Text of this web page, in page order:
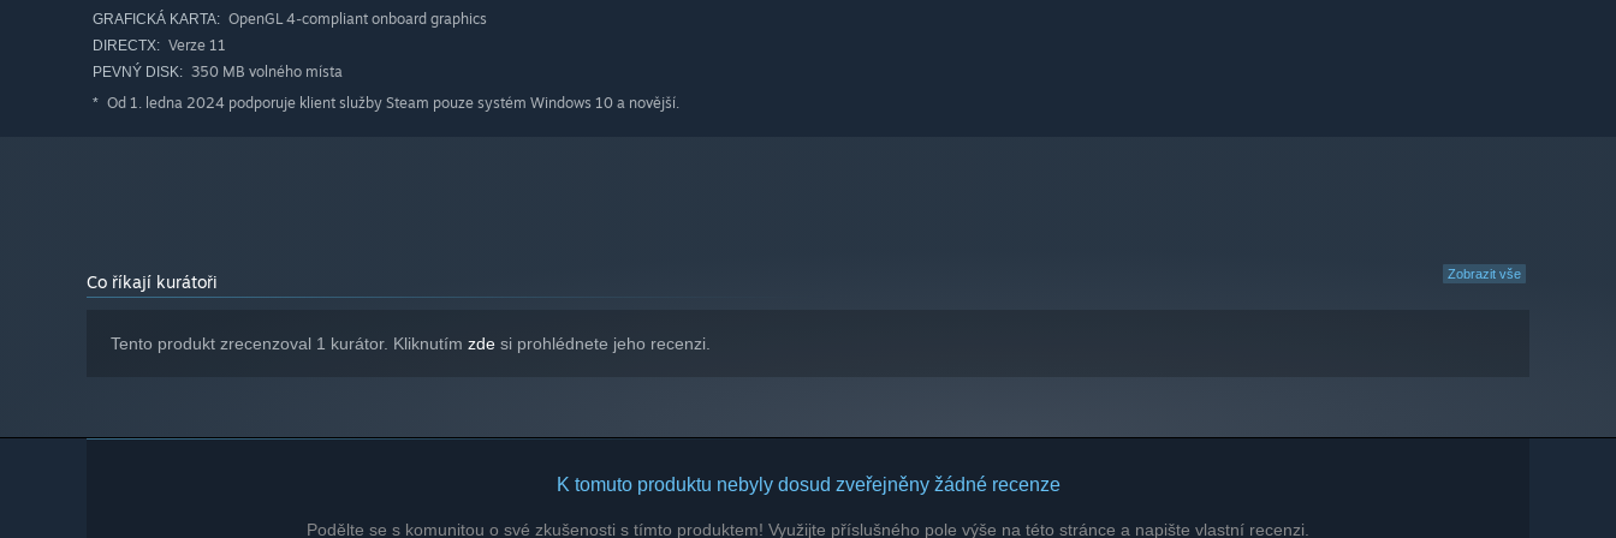
level's time attack and deathless runs for even more treasures.
GRAFICKÁ KARTA: OpenGL 4-compliant onboard graphics
DIRECTX: Verze 11
PEVNÝ DISK: 350 MB volného místa
* Od 1. ledna 2024 podporuje klient služby Steam pouze systém Windows 10 a novější.
Zobrazit vše
Co říkají kurátoři
Tento produkt zrecenzoval 1 kurátor. Kliknutím zde si prohlédnete jeho recenzi.
K tomuto produktu nebyly dosud zveřejněny žádné recenze
Podělte se s komunitou o své zkušenosti s tímto produktem! Využijte příslušného pole výše na této stránce a napište vlastní recenzi.